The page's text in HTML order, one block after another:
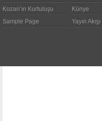
Kozan’ın Kurtuluşu
Künye
Sample Page
Yayın Akışı